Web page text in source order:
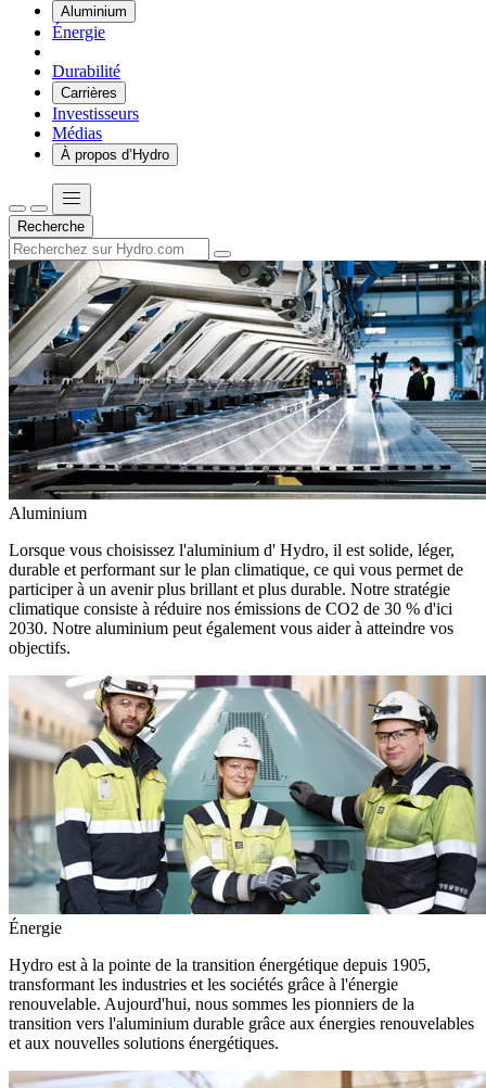
Aluminium
Énergie
Durabilité
Carrières
Investisseurs
Médias
À propos d’Hydro
Recherche
Aluminium
Lorsque vous choisissez l'aluminium d' Hydro, il est solide, léger,
durable et performant sur le plan climatique, ce qui vous permet de
participer à un avenir plus brillant et plus durable. Notre stratégie
climatique consiste à réduire nos émissions de CO2 de 30 % d'ici
2030. Notre aluminium peut également vous aider à atteindre vos
objectifs.
Énergie
Hydro est à la pointe de la transition énergétique depuis 1905,
transformant les industries et les sociétés grâce à l'énergie
renouvelable. Aujourd'hui, nous sommes les pionniers de la
transition vers l'aluminium durable grâce aux énergies renouvelables
et aux nouvelles solutions énergétiques.